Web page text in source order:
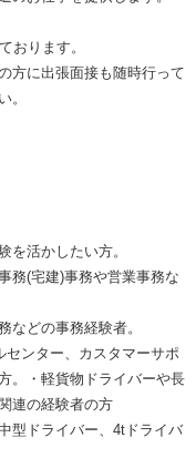
おります。
方に出張面接も随時行って
。
を活かしたい方。
務(宅建)事務や営業事務な
などの事務経験者。
センター、カスタマーサポ
。・軽貨物ドライバーや長
連の経験者の方
型ドライバー、4tドライバ